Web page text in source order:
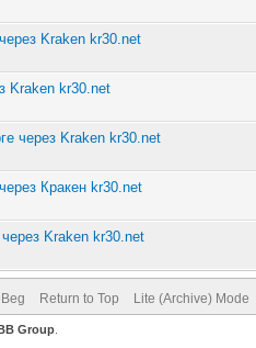
Kraken kr30.net
Kraken kr30.net
через Kraken kr30.net
Кракен kr30.net
Kraken kr30.net
Return to Top Lite (Archive) Mode
Group.